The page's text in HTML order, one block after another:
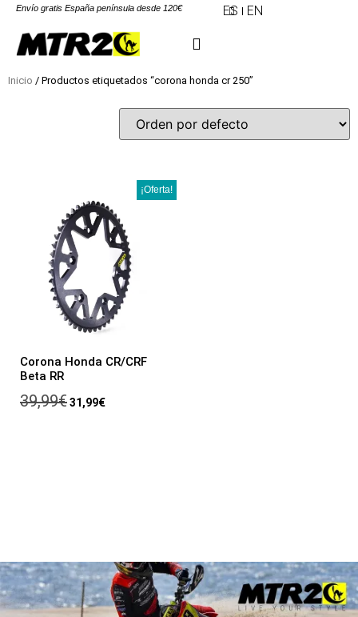
Envío gratis España península desde 120€ ES EN
Inicio / Productos etiquetados “corona honda cr 250”
¡Oferta!
Corona Honda CR/CRF
Beta RR
39,99€31,99€